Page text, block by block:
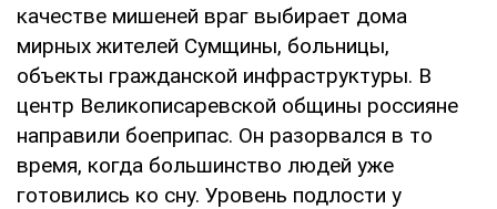
качестве мишеней враг выбирает дома
мирных жителей Сумщины, больницы,
объекты гражданской инфраструктуры. В
центр Великописаревской общины россияне
направили боеприпас. Он разорвался в то
время, когда большинство людей уже
готовились ко сну. Уровень подлости у